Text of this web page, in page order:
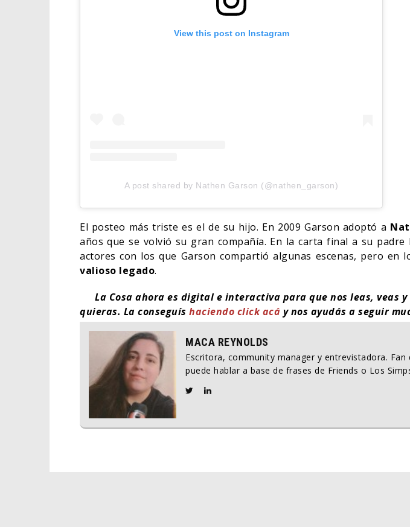
View this post on Instagram
A post shared by Nathen Garson (@nathen_garson)
El posteo más triste es el de su hijo. En 2009 Garson adoptó a
años que se volvió su gran compañía. En la carta final a su padre
actores con los que Garson compartió algunas escenas, pero en
valioso legado.
La Cosa ahora es digital e interactiva para que nos leas, veas y
quieras. La conseguíshaciendo click acá y nos ayudás a seguir
MACA REYNOLDS
Escritora, community manager y entrevistadora. Fan
puede hablar a base de frases de Friends o Los